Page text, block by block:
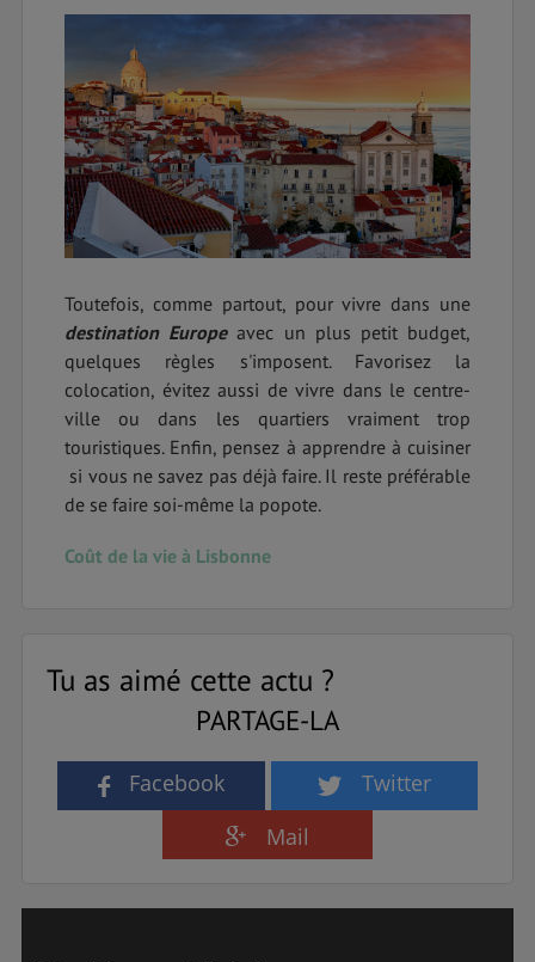
Toutefois, comme partout, pour vivre dans une
destination Europeavec un plus petit budget,
quelques règles s'imposent. Favorisez la
colocation, évitez aussi de vivre dans le centre-
ville ou dans les quartiers vraiment trop
touristiques. Enfin, pensez à apprendre à cuisiner
si vous ne savez pas déjà faire. Il reste préférable
de se faire soi-même la popote.
Coût de la vie à Lisbonne
Tu as aimé cette actu ?
PARTAGE-LA
Facebook
Twitter
Mail